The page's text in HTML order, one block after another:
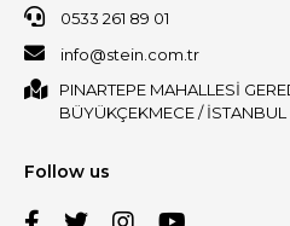
0533 261 89 01
info@stein.com.tr
PINARTEPE MAHALLESİ
BÜYÜKÇEKMECE / İSTANBUL
Follow us